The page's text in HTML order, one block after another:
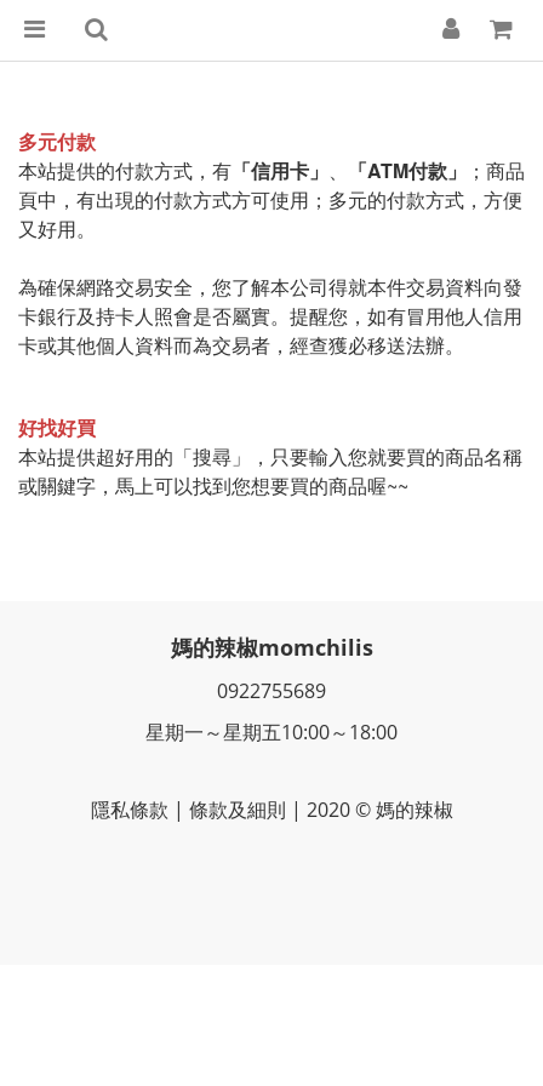
多元付款
本站提供的付款方式，有 「信用卡」 、 「ATM付款」
；商品
頁中，有出現的付款方式方可使用； 多元的付款方式，方便
又好用。
為確保網路交易安全，您了解本公司得就本件交易資料向發
卡銀行及持卡人照會是否屬實。提醒您，如有冒用他人信用
卡或其他個人資料而為交易者，經查獲必移送法辦。
好找好買
本站提供超好用的「搜尋」，只要輸入您就要買的商品名稱
或關鍵字，馬上可以找到您想要買的商品喔~~
媽的辣椒momchilis
0922755689
星期一～星期五10:00～18:00
隱私條款 | 條款及細則 | 2020 © 媽的辣椒